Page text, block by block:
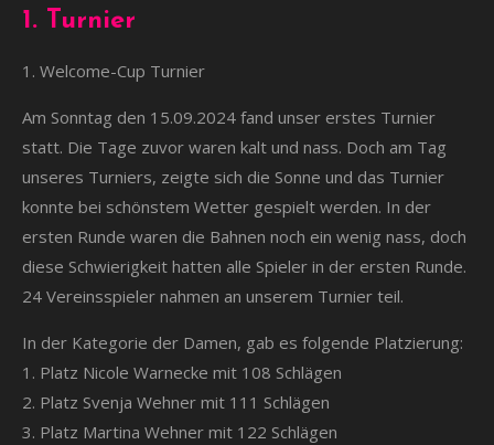
1. Turnier
1. Welcome-Cup Turnier
Am Sonntag den 15.09.2024 fand unser erstes Turnier
statt. Die Tage zuvor waren kalt und nass. Doch am Tag
unseres Turniers, zeigte sich die Sonne und das Turnier
konnte bei schönstem Wetter gespielt werden. In der
ersten Runde waren die Bahnen noch ein wenig nass, doch
diese Schwierigkeit hatten alle Spieler in der ersten Runde.
24 Vereinsspieler nahmen an unserem Turnier teil.
In der Kategorie der Damen, gab es folgende Platzierung:
1. Platz Nicole Warnecke mit 108 Schlägen
2. Platz Svenja Wehner mit 111 Schlägen
3. Platz Martina Wehner mit 122 Schlägen